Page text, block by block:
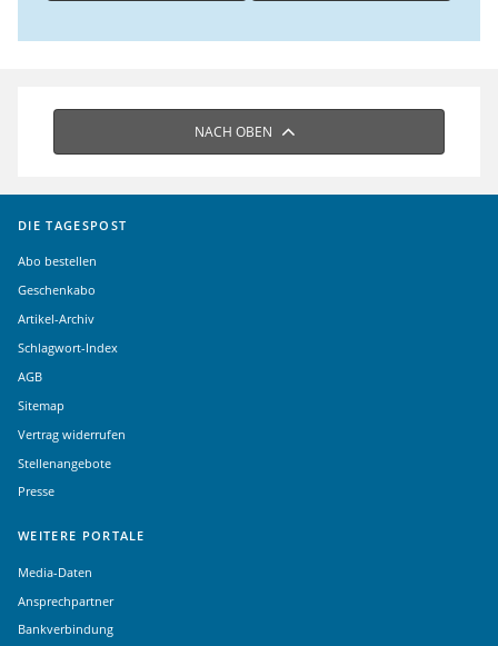
NACH OBEN
DIE TAGESPOST
Abo bestellen
Geschenkabo
Artikel-Archiv
Schlagwort-Index
AGB
Sitemap
Vertrag widerrufen
Stellenangebote
Presse
WEITERE PORTALE
Media-Daten
Ansprechpartner
Bankverbindung